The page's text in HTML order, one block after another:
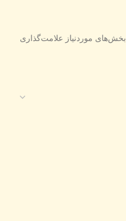
بخش‌های موردنیاز علامت‌گذاری